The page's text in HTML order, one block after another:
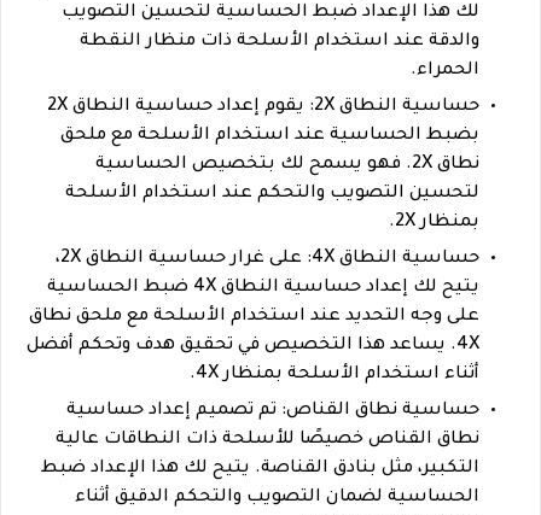
لك هذا الإعداد ضبط الحساسية لتحسين التصويب
والدقة عند استخدام الأسلحة ذات منظار النقطة
الحمراء.
حساسية النطاق 2X: يقوم إعداد حساسية النطاق 2X
بضبط الحساسية عند استخدام الأسلحة مع ملحق
نطاق 2X. فهو يسمح لك بتخصيص الحساسية
لتحسين التصويب والتحكم عند استخدام الأسلحة
بمنظار 2X.
حساسية النطاق 4X: على غرار حساسية النطاق 2X،
يتيح لك إعداد حساسية النطاق 4X ضبط الحساسية
على وجه التحديد عند استخدام الأسلحة مع ملحق نطاق
4X. يساعد هذا التخصيص في تحقيق هدف وتحكم أفضل
أثناء استخدام الأسلحة بمنظار 4X.
حساسية نطاق القناص: تم تصميم إعداد حساسية
نطاق القناص خصيصًا للأسلحة ذات النطاقات عالية
التكبير، مثل بنادق القناصة. يتيح لك هذا الإعداد ضبط
الحساسية لضمان التصويب والتحكم الدقيق أثناء